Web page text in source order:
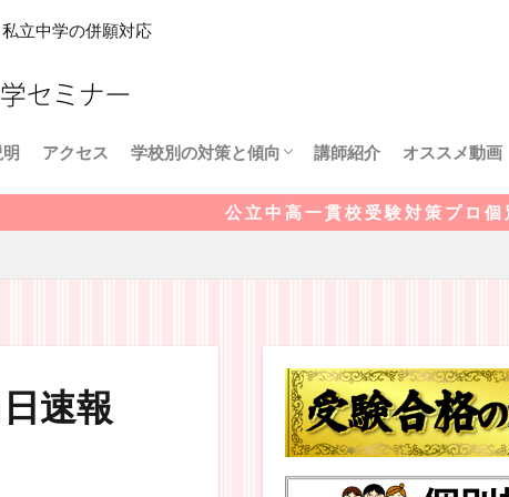
立中学の併願対応
アクセス 学校別の対策と傾向
東京都立 桜修館中等教育学校
千代田区立 九段中等教育学校
東京都立 小石川中等教育学校
東京都立 両国高等学校 附属中学校
川崎市立 川崎高等学校附属中学校
横浜市立横浜サイエンスフロンティア高
横浜市立 南高等学校附属中学校
さいたま市立大宮国際中等教育学校
私立受験対策
講師紹介 オススメ動画
公 立 中 高 一 貫 校 受 験 対 策 プ ロ 個 別 指 導 東
日速報